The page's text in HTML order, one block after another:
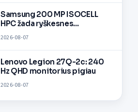
Samsung 200 MP ISOCELL
HPC žada ryškesnes
2026-08-07
Lenovo Legion 27Q-2c: 240
Hz QHD monitorius pigiau
2026-08-07